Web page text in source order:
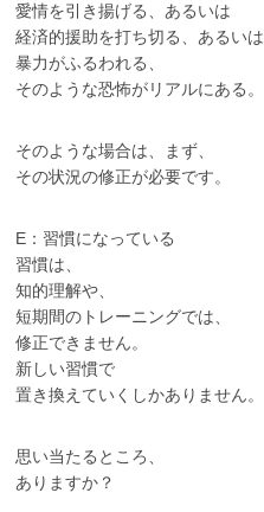
愛情を引き揚げる、あるいは
経済的援助を打ち切る、あるいは
暴力がふるわれる、
そのような恐怖がリアルにある。
そのような場合は、まず、
その状況の修正が必要です。
E：習慣になっている
習慣は、
知的理解や、
短期間のトレーニングでは、
修正できません。
新しい習慣で
置き換えていくしかありません。
思い当たるところ、
ありますか？